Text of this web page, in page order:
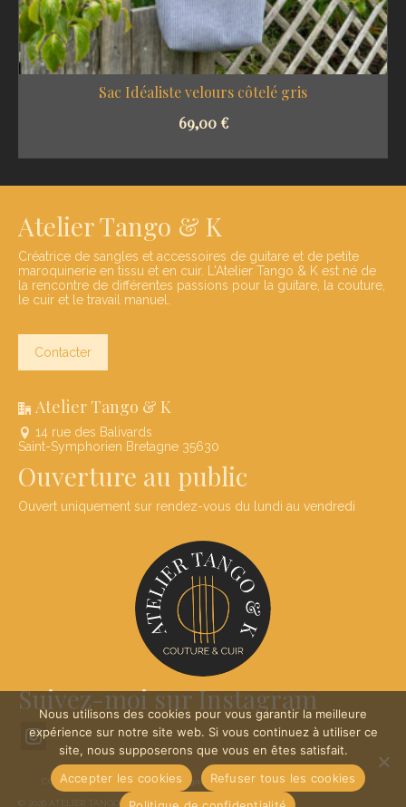
Sac Idéaliste velours côtelé gris
69,00 €
Atelier Tango & K
Créatrice de sangles et accessoires de guitare et de petite
maroquinerie en tissu et en cuir. L'Atelier Tango & K est né de
la rencontre de différentes passions pour la guitare, la couture,
le cuir et le travail manuel.
Contacter
Atelier Tango & K
14 rue des Balivards
Saint-Symphorien Bretagne 35630
Ouverture au public
Ouvert uniquement sur rendez-vous du lundi au vendredi
Suivez-moi sur Instagram
CGV Plan de site Mentions légales Politique de confidentialité
© 2026 ATELIER TANGO & K
Nous utilisons des cookies pour vous garantir la meilleure
expérience sur notre site web. Si vous continuez à utiliser ce
site, nous supposerons que vous en êtes satisfait.
Accepter les cookies
Refuser tous les cookies